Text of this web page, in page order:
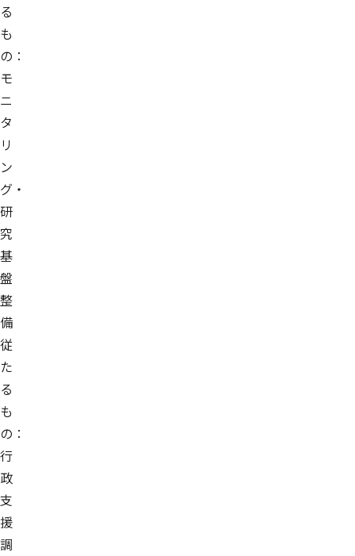
る
も
の：
モ
ニ
タ
リ
ン
グ・
研
究
基
盤
整
備
従
た
る
も
の：
行
政
支
援
調